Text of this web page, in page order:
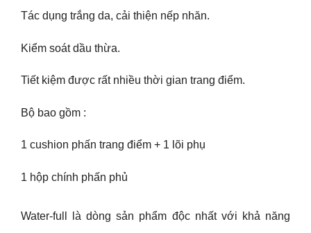
Tác dụng trắng da, cải thiện nếp nhăn.
Kiểm soát dầu thừa.
Tiết kiệm được rất nhiều thời gian trang điểm.
Bộ bao gồm :
1 cushion phấn trang điểm + 1 lõi phụ
1 hộp chính phấn phủ
Water-full là dòng sản phẩm độc nhất với khả năng